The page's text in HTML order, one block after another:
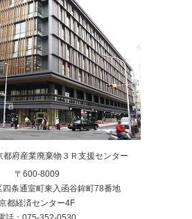
都府産業廃棄物３Ｒ支援センター
〒600-8009
四条通室町東入函谷鉾町78番地
都経済センター4F